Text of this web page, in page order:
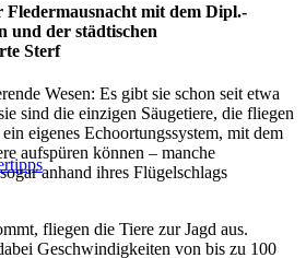
mit dem Dipl.-
und der städtischen
Sterf
Wesen: Es gibt sie schon seit etwa
sind die einzigen Säugetiere, die fliegen
eigenes Echoortungssystem, mit dem
aufspüren können – manche
anhand ihres Flügelschlags
fliegen die Tiere zur Jagd aus.
Geschwindigkeiten von bis zu 100